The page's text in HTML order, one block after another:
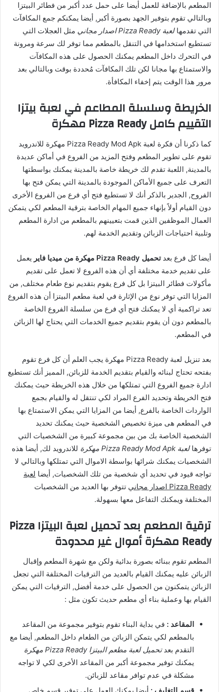
المطعم بالإضافة للعمل أيضا على حمل عدد أكبر من فطائر البيتزا
وبالتالي تقوم بتوفير الجهد بصورة أكبر, أيضا يمكنكم جمع المكافآت
التي تقدمهالعبة Pizza Ready اصدار مجاني
مثل العجلات التي
تستطيع استخدامها في التنقل بالمطعم مما توفر لك سرعة ومرونة
في التحرك داخل المطعم يمكنك الحصول على هذه المكافآت
والاستمتاع بها مجانا لكن تلك المكافآت مُحددة بوقت وبالتالي بعد
مرور هذا الوقت يتم إخفاء المكافأة.
الخريطة وسلسلة المطاعم في لعبة بيتزا
التقييم كامل Pizza Ready مهكرة
كما ذكرنا أن فكرة لعبة Pizza Ready Mod Apk مهكرة للاندرويد
تقوم على تطوير المطعم وفتح المزيد من الفروع في أماكن عديدة
بالمدينة, اللعبة تقدم لك خريطة خاصة بالمدينة يمكنك بواسطتها
التعرف على جميع الأماكن الموجودة بالمدينة التي يمكن فتح بها
الفروح, الجدير بالذكر أنك لا تستطيع فتح أي فرع من الفروع الأخرى
دون القيام أولاً بإنهاء جميع المهام الخاصة بترقية المطعم لكي يتمكن
العمال الموظفين الذين قمت بتعيينهم بالمطعم من ادارة المطعم
وتلبية احتياجات الزبائن وتقديم الخدمة لهم.
أيضا كل فرع بعدتحميل Pizza Ready مهكرة من ميديا فاير
يعمل
على تقديم خدمة مختلفة أي أن هذه الفروع لا تعمل على تقديم
مأكولات فطائر البيتزا بل كل فرع يقوم بتقديم نوع طعام مختلف, من
المزايا التي توفر نوع من الإثارة في لعبة مطعم البيتزا أن هذه الفروع
تعد تراكمية أي لا يمكنك فتح أي فرع من سلسلة الفروع الخاصة
بالمطعم دون أن يقوم بتقديم جميع الخدمات التي يحتاج لها الزبائن
في المطعم.
بعد تنزيل لعبة Pizza Ready مهكرة يجب العلم أن كل فرع تقوم
بفتحه تحتاج لبنائه والقيام بتقديم الخدمة للزبائن, المميز أنك تستطيع
ادارة جميع الفروع التي تمتلكها من خلال هذه الخريطة حيث يمكنك
فتح الخريطة وتحديد الفرع المراد لكي تنتقل له والقيام بجمع
الواردات الخاصة بالفرع, أيضا من المزايا التي يمكن الاستمتاع بها
في المطعم هى ميزة تخصيص الشخصية حيث يمكنك تحديد
الشخصية الخاصة بك من بين مجموعة كبيرة من الشخصيات التي
توفرهالعبة Pizza Ready Mod Apk مهكرة
للاندرويد لك, أيضا هذه
الشخصيات يمكنك شرائها بواسطة الاموال التي تمتلكها وبالتالي لا
تواجه قيود في تحديد أي شخصية من تلك الشخصيات, أيضا لعبة
Pizza Ready اصدار مجاني
تتوفر بها العديد من الشخصيات
المختلفة ويمكنك التفاعل معها بسهولة.
ترقية المطعم بعد تحميل لعبة البيتزا Pizza
Ready مهكرة أموال غير محدودة
المطعم تقوم ببنائه بصورة بدائية ولكن مع شهرة المطعم وإقبال
الزبائن عليه يمكنك القيام بالعديد من الترقيات المختلفة التي تجعل
الزبائن يتمكنون من الحصول على خدمة أفضل, الترقيات التي يمكن
القيام بها وعملية بناء أي مطعم حديث تكون مثل :
المقاعد : في بداية البناء تقوم بتوفير مجموعة من المقاعد
بالمطعم لكي يتمكن الزبائن من الطعام داخل المطعم, أيضا مع
التقدم بعدتحميل لعبة مطعم البيتزا Pizza Ready مهكرة
يمكنك توفير مجموعة أكبر من المقاعد الأخرى لكي لا تواجه
مشكلة في عدم توافر مقاعد للزبائن.